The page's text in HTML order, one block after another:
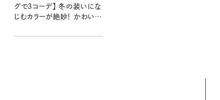
グで3コーデ】 冬の装いにな
じむカラーが絶妙！ かわいい
お供に。